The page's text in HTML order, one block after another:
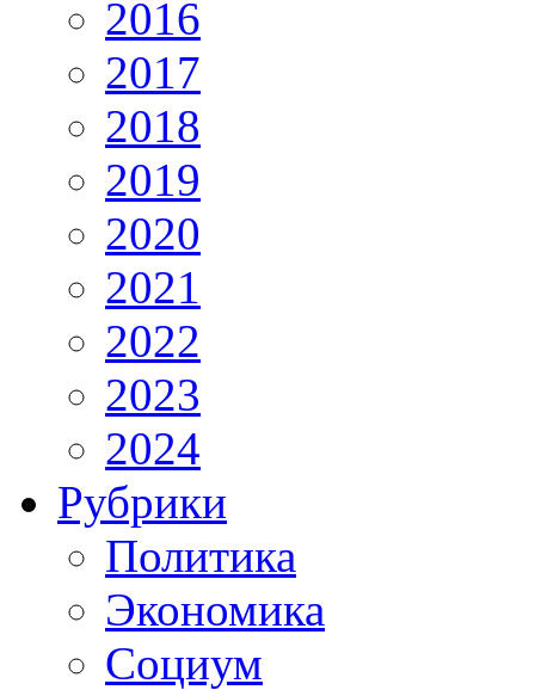
2016
2017
2018
2019
2020
2021
2022
2023
2024
Рубрики
Политика
Экономика
Социум